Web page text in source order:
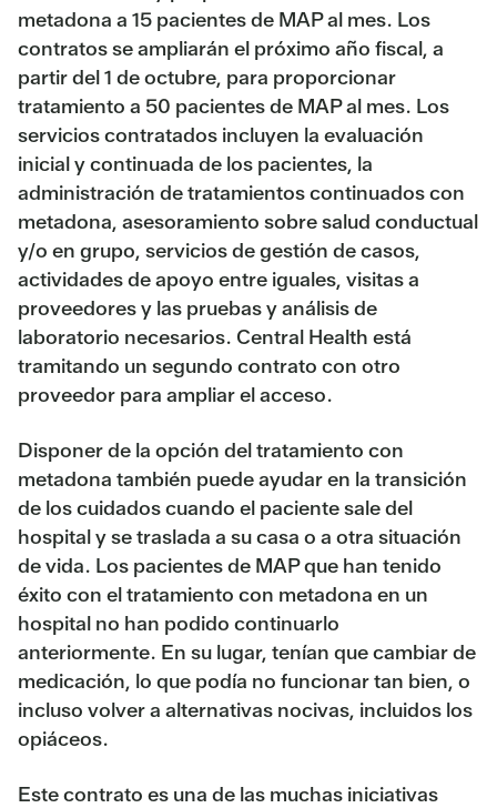
metadona a 15 pacientes de MAP al mes. Los
contratos se ampliarán el próximo año fiscal, a
partir del 1 de octubre, para proporcionar
tratamiento a 50 pacientes de MAP al mes. Los
servicios contratados incluyen la evaluación
inicial y continuada de los pacientes, la
administración de tratamientos continuados con
metadona, asesoramiento sobre salud conductual
y/o en grupo, servicios de gestión de casos,
actividades de apoyo entre iguales, visitas a
proveedores y las pruebas y análisis de
laboratorio necesarios. Central Health está
tramitando un segundo contrato con otro
proveedor para ampliar el acceso.
Disponer de la opción del tratamiento con
metadona también puede ayudar en la transición
de los cuidados cuando el paciente sale del
hospital y se traslada a su casa o a otra situación
de vida. Los pacientes de MAP que han tenido
éxito con el tratamiento con metadona en un
hospital no han podido continuarlo
anteriormente. En su lugar, tenían que cambiar de
medicación, lo que podía no funcionar tan bien, o
incluso volver a alternativas nocivas, incluidos los
opiáceos.
Este contrato es una de las muchas iniciativas